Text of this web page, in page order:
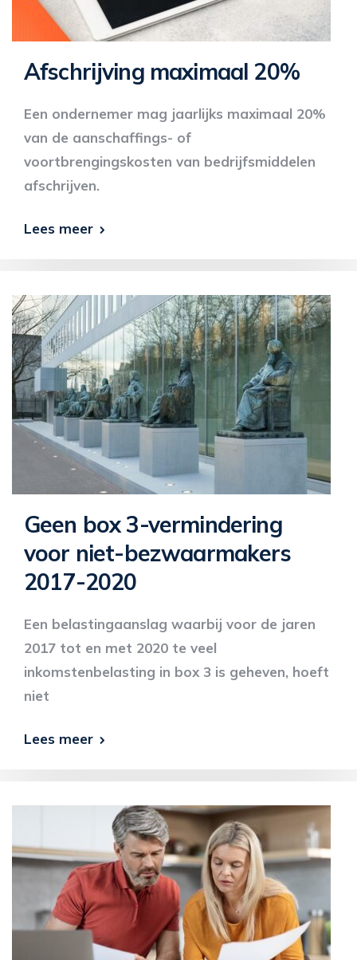
Afschrijving maximaal 20%
Een ondernemer mag jaarlijks maximaal 20%
van de aanschaffings- of
voortbrengingskosten van bedrijfsmiddelen
afschrijven.
Lees meer
Geen box 3-vermindering
voor niet-bezwaarmakers
2017-2020
Een belastingaanslag waarbij voor de jaren
2017 tot en met 2020 te veel
inkomstenbelasting in box 3 is geheven, hoeft
niet
Lees meer